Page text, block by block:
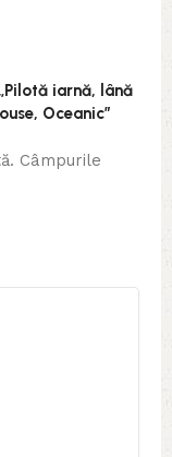
iarnă, lână
Oceanic”
Câmpurile